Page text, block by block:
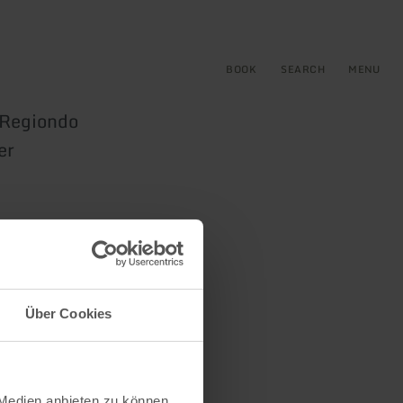
Über Cookies
BOOK SEARCH MENU